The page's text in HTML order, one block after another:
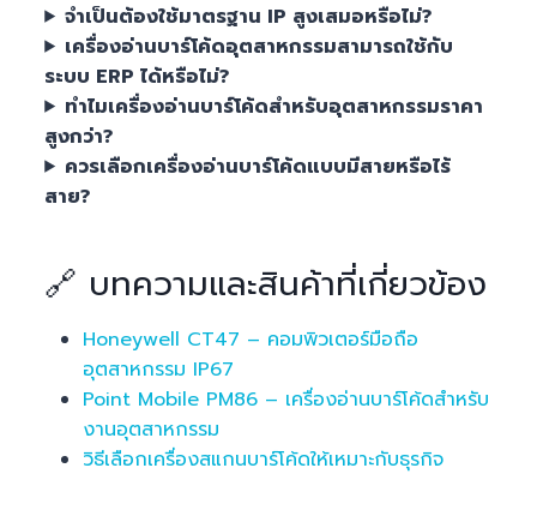
จำเป็นต้องใช้มาตรฐาน IP สูงเสมอหรือไม่?
เครื่องอ่านบาร์โค้ดอุตสาหกรรมสามารถใช้กับ
ระบบ ERP ได้หรือไม่?
ทำไมเครื่องอ่านบาร์โค้ดสำหรับอุตสาหกรรมราคา
สูงกว่า?
ควรเลือกเครื่องอ่านบาร์โค้ดแบบมีสายหรือไร้
สาย?
🔗 บทความและสินค้าที่เกี่ยวข้อง
Honeywell CT47 – คอมพิวเตอร์มือถือ
อุตสาหกรรม IP67
Point Mobile PM86 – เครื่องอ่านบาร์โค้ดสำหรับ
งานอุตสาหกรรม
วิธีเลือกเครื่องสแกนบาร์โค้ดให้เหมาะกับธุรกิจ